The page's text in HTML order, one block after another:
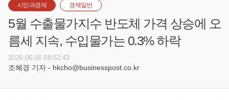
시민과경제 경제일반
5월 수출물가지수 반도체 가격 상승에 오
름세 지속, 수입물가는 0.3% 하락
2026-06-16 08:52:43
조혜경 기자 - hkcho@businesspost.co.kr